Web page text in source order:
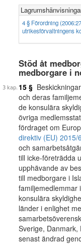
4 § Förordning
utrikesförvaltningens
Stöd åt
medborgare i
15 §
och deras
de konsulära
övriga
fördraget om
direktiv (EU)
och
till icke-företrädda
upphävande av
till medborgare i
familjemedlemmar
konsulära
länder i enlighet
Sverige, Danmark,
senast ändrad